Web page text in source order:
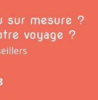
sur mesure ?
voyage ?